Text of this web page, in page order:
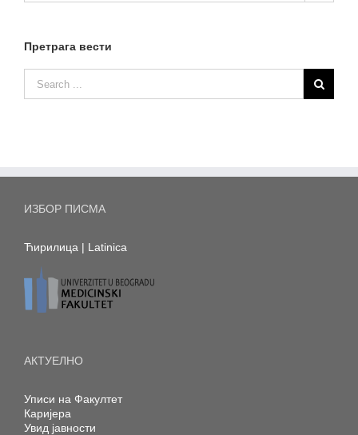
Претрага вести
ИЗБОР ПИСМА
Ћирилица | Latinica
АКТУЕЛНО
Уписи на Факултет
Каријера
Увид јавности